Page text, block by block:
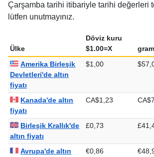
Çarşamba tarihi itibariyle tarihi değerleri
lütfen unutmayınız.
Ülke
Döviz kuru
$1.00=X
Amerika Birleşik
Devletleri'de altın
fiyatı
$1,00
Kanada'de altın
fiyatı
CA$1,23
Birleşik Krallık'de
altın fiyatı
£0,73
Avrupa'de altın €0,86